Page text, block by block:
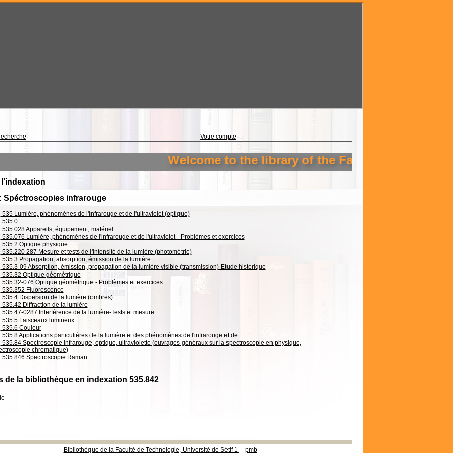
Votre compte
Welcome to the library of the Faculty of
l'indexation
Spéctroscopies infrarouge
535 Lumière, phénomènes de l'infrarouge et de l'ultraviolet (optique)
535.0
535.028 Appareils, équipement, matériel
535.076 Lumière, phénomènes de l'infrarouge et de l'ultraviolet - Problèmes et exercices
535.2 Optique physique
535.220 287 Mesure et tests de l'intensité de la lumière (photométrie)
535.3 Propagation, absorption, émission de la lumière
535.3-09 Absorption, émission, propagation de la lumière visible (transmission)-Etude historique
535.32 Optique géomètrique
535.32-076 Optique géomètrique - Problèmes et exercices
535.352 Fluorescence
535.4 Dispersion de la lumière (ombres)
535.42 Diffraction de la lumière
535.47-0287 Interférence de la lumière-Tests et mesure
535.5 Faisceaux lumineux
535.6 Couleur
535.8 Applications particulières de la lumière et des phénomènes de l'infrarouge et de
535.84 Spectroscopie infrarouge, optique, ultraviolette (ouvrages généraux sur la spectroscopie en physique,
chromatique)
535.846 Spectroscopie Raman
de la bibliothèque en indexation 535.842
Bibliothèque de la Faculté de Technologie, Université de Sétif 1 pmb